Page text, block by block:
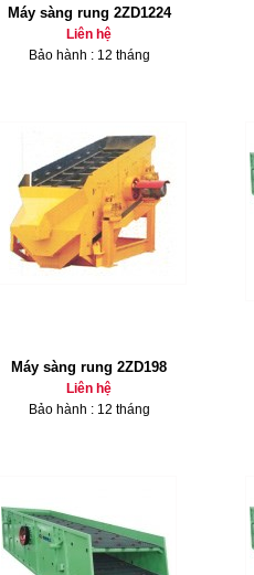
Máy sàng rung 2ZD1224
Liên hệ
Bảo hành : 12 tháng
Máy sàng rung 2ZD198
Liên hệ
Bảo hành : 12 tháng